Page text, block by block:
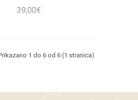
39,00€
1 do 6 od 6 (1 stranica)